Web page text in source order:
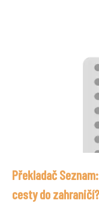
Překladač
cesty do zahraničí?